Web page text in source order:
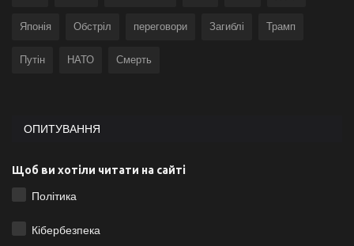
Японія Обстріл переговори Загиблі Трамп
Путін НАТО Смерть
ОПИТУВАННЯ
Щоб ви хотіли читати на сайті
Політика
Кібербезпека